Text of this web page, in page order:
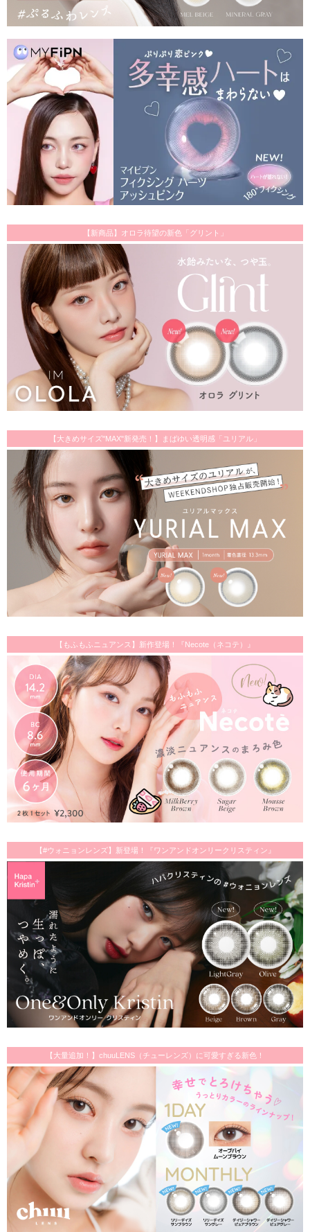
【新商品】オロラ待望の新色「グリント」
【大きめサイズ"MAX"新発売！】まばゆい透明感「ユリアル」
【もふもふニュアンス】新作登場！『Necote（ネコテ）』
【#ウォニョンレンズ】新登場！『ワンアンドオンリークリスティン』
【大量追加！】chuuLENS（チューレンズ）に可愛すぎる新色！